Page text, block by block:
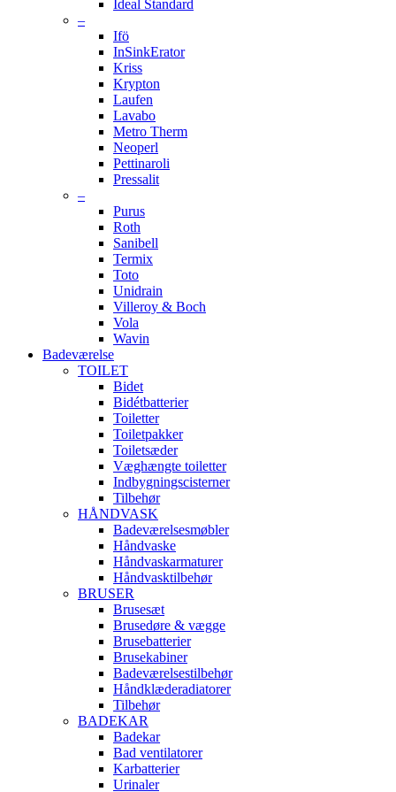
Ideal Standard
–
Ifö
InSinkErator
Kriss
Krypton
Laufen
Lavabo
Metro Therm
Neoperl
Pettinaroli
Pressalit
–
Purus
Roth
Sanibell
Termix
Toto
Unidrain
Villeroy & Boch
Vola
Wavin
Badeværelse
TOILET
Bidet
Bidétbatterier
Toiletter
Toiletpakker
Toiletsæder
Væghængte toiletter
Indbygningscisterner
Tilbehør
HÅNDVASK
Badeværelsesmøbler
Håndvaske
Håndvaskarmaturer
Håndvasktilbehør
BRUSER
Brusesæt
Brusedøre & vægge
Brusebatterier
Brusekabiner
Badeværelsestilbehør
Håndklæderadiatorer
Tilbehør
BADEKAR
Badekar
Bad ventilatorer
Karbatterier
Urinaler